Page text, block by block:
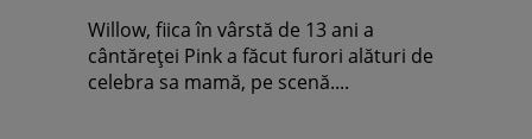
talentul mamei sale /
Galerie foto
Willow, fiica în vârstă de 13 ani a
cântăreței Pink a făcut furori alături de
celebra sa mamă, pe scenă....